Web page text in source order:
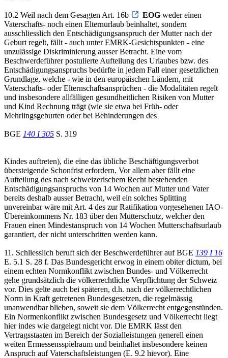
10.2 Weil nach dem Gesagten Art. 16b EOG weder einen
Vaterschafts- noch einen Elternurlaub beinhaltet, sondern
ausschliesslich den Entschädigungsanspruch der Mutter nach der
Geburt regelt, fällt - auch unter EMRK-Gesichtspunkten - eine
unzulässige Diskriminierung ausser Betracht. Eine vom
Beschwerdeführer postulierte Aufteilung des Urlaubes bzw. des
Entschädigungsanspruchs bedürfte in jedem Fall einer gesetzlichen
Grundlage, welche - wie in den europäischen Ländern, mit
Vaterschafts- oder Elternschaftsansprüchen - die Modalitäten regelt
und insbesondere allfälligen gesundheitlichen Risiken von Mutter
und Kind Rechnung trägt (wie sie etwa bei Früh- oder
Mehrlingsgeburten oder bei Behinderungen des
BGE 140 I 305 S. 319
Kindes auftreten), die eine das übliche Beschäftigungsverbot
übersteigende Schonfrist erfordern. Vor allem aber fällt eine
Aufteilung des nach schweizerischem Recht bestehenden
Entschädigungsanspruchs von 14 Wochen auf Mutter und Vater
bereits deshalb ausser Betracht, weil ein solches Splitting
unvereinbar wäre mit Art. 4 des zur Ratifikation vorgesehenen IAO-
Übereinkommens Nr. 183 über den Mutterschutz, welcher den
Frauen einen Mindestanspruch von 14 Wochen Mutterschaftsurlaub
garantiert, der nicht unterschritten werden kann.
11. Schliesslich beruft sich der Beschwerdeführer auf BGE 139 I 16
E. 5.1 S. 28 f. Das Bundesgericht erwog in einem obiter dictum, bei
einem echten Normkonflikt zwischen Bundes- und Völkerrecht
gehe grundsätzlich die völkerrechtliche Verpflichtung der Schweiz
vor. Dies gelte auch bei späteren, d.h. nach der völkerrechtlichen
Norm in Kraft getretenen Bundesgesetzen, die regelmässig
unanwendbar blieben, soweit sie dem Völkerrecht entgegenstünden.
Ein Normenkonflikt zwischen Bundesgesetz und Völkerrecht liegt
hier indes wie dargelegt nicht vor. Die EMRK lässt den
Vertragsstaaten im Bereich der Sozialleistungen generell einen
weiten Ermessensspielraum und beinhaltet insbesondere keinen
Anspruch auf Vaterschaftsleistungen (E. 9.2 hievor). Eine